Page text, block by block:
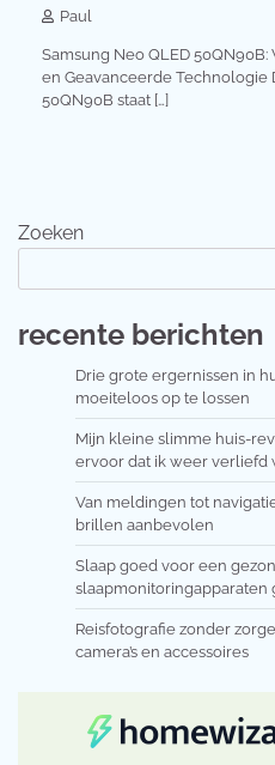
Paul
Samsung Neo QLED
en Geavanceerde Technologie
50QN90B staat […]
Zoeken
recente berichten
Drie grote ergernissen in
moeiteloos op te lossen
Mijn kleine slimme huis-
ervoor dat ik weer verliefd
Van meldingen tot
brillen aanbevolen
Slaap goed voor een
slaapmonitoringapparaten
Reisfotografie zonder
camera’s en accessoires